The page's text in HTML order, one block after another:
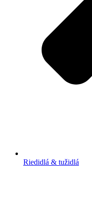
Riedidlá & tužidlá